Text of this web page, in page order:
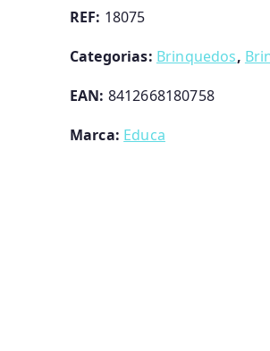
Educa
REF: 18075
Categorias: Brinquedos,
EAN: 8412668180758
Marca: Educa